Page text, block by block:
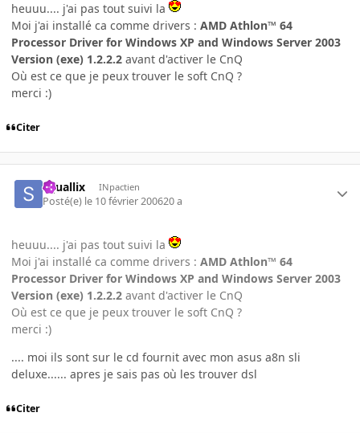
heuuu.... j'ai pas tout suivi la
Moi j'ai installé ca comme drivers : AMD Athlon™ 64
Processor Driver for Windows XP and Windows Server 2003
Version (exe) 1.2.2.2 avant d'activer le CnQ
Où est ce que je peux trouver le soft CnQ ?
merci :)
Citer
squallix INpactien
Posté(e) le 10 février 200620 a
heuuu.... j'ai pas tout suivi la
Moi j'ai installé ca comme drivers : AMD Athlon™ 64
Processor Driver for Windows XP and Windows Server 2003
Version (exe) 1.2.2.2 avant d'activer le CnQ
Où est ce que je peux trouver le soft CnQ ?
merci :)
.... moi ils sont sur le cd fournit avec mon asus a8n sli
deluxe...... apres je sais pas où les trouver dsl
Citer